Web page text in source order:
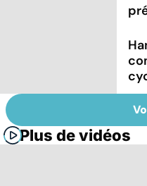
Plus de vidéos